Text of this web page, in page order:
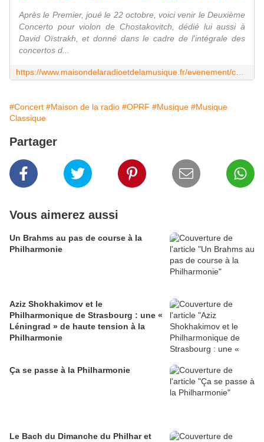
Après le Premier, joué le 22 octobre, voici venir le Deuxième
Concerto pour violon de Chostakovitch, dédié lui aussi à
David Oïstrakh, et donné dans le cadre de l'intégrale des
concertos d...
#Concert #Maison de la radio #OPRF #Musique #Musique
Classique
Partager
Vous aimerez aussi
Un Brahms au pas de course à la
Philharmonie
Aziz Shokhakimov et le
Philharmonique de Strasbourg : une «
Léningrad » de haute tension à la
Philharmonie
Ça se passe à la Philharmonie
Le Bach du Dimanche du Philhar et